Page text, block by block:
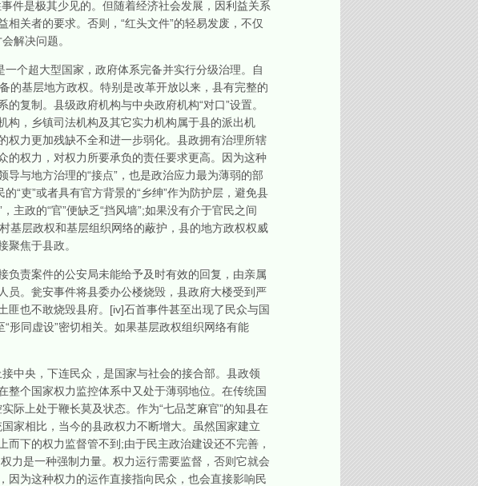
件是极其少见的。但随着经济社会发展，因利益关系
关者的要求。否则，“红头文件”的轻易发废，不仅
解决问题。
个超大型国家，政府体系完备并实行分级治理。自
的基层地方政权。特别是改革开放以来，县有完整的
复制。县级政府机构与中央政府机构“对口”设置。
构，乡镇司法机构及其它实力机构属于县的派出机
权力更加残缺不全和进一步弱化。县政拥有治理所辖
的权力，对权力所要承负的责任要求更高。因为这种
与地方治理的“接点”，也是政治应力最为薄弱的部
“吏”或者具有官方背景的“乡绅”作为防护层，避免县
主政的“官”便缺乏“挡风墙”;如果没有介于官民之间
基层政权和基层组织网络的蔽护，县的地方政权权威
焦于县政。
责案件的公安局未能给予及时有效的回复，由亲属
员。瓮安事件将县委办公楼烧毁，县政府大楼受到严
也不敢烧毁县府。[iv]石首事件甚至出现了民众与国
形同虚设”密切相关。如果基层政权组织网络有能
中央，下连民众，是国家与社会的接合部。县政领
个国家权力监控体系中又处于薄弱地位。在传统国
际上处于鞭长莫及状态。作为“七品芝麻官”的知县在
家相比，当今的县政权力不断增大。虽然国家建立
下的权力监督管不到;由于民主政治建设还不完善，
力是一种强制力量。权力运行需要监督，否则它就会
因为这种权力的运作直接指向民众，也会直接影响民